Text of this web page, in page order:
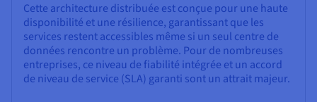
Cette architecture distribuée est conçue pour une haute
disponibilité et une résilience, garantissant que les
services restent accessibles même si un seul centre de
données rencontre un problème. Pour de nombreuses
entreprises, ce niveau de fiabilité intégrée et un accord
de niveau de service (SLA) garanti sont un attrait majeur.